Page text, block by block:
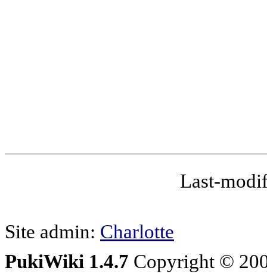
Last-
Site admin: Charlotte
PukiWiki 1.4.7 Copyright ©